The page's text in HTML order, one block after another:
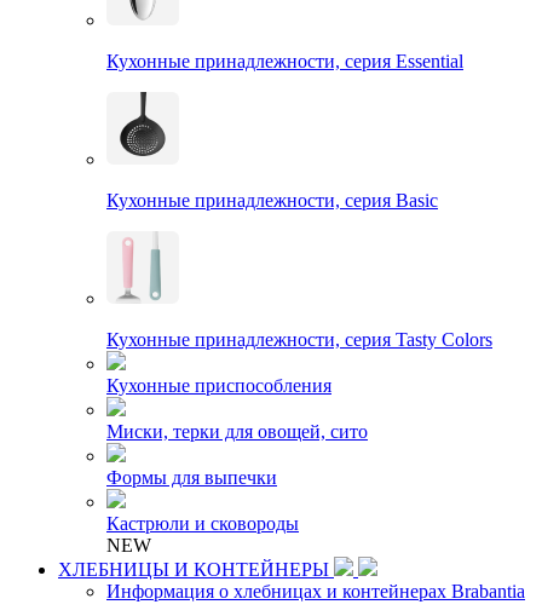
Кухонные принадлежности, серия Essential
Кухонные принадлежности, серия Basic
Кухонные принадлежности, серия Tasty Colors
Кухонные приспособления
Миски, терки для овощей, сито
Формы для выпечки
Кастрюли и сковороды
NEW
ХЛЕБНИЦЫ И КОНТЕЙНЕРЫ
Информация о хлебницах и контейнерах Brabantia